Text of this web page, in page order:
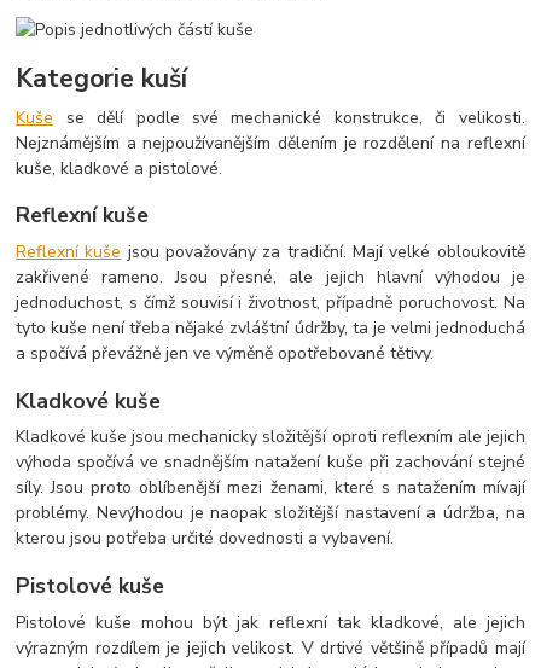
Kategorie kuší
Kuše se dělí podle své mechanické konstrukce, či velikosti.
Nejznámějším a nejpoužívanějším dělením je rozdělení na reflexní
kuše, kladkové a pistolové.
Reflexní kuše
Reflexní kuše jsou považovány za tradiční. Mají velké obloukovitě
zakřivené rameno. Jsou přesné, ale jejich hlavní výhodou je
jednoduchost, s čímž souvisí i životnost, případně poruchovost. Na
tyto kuše není třeba nějaké zvláštní údržby, ta je velmi jednoduchá
a spočívá převážně jen ve výměně opotřebované tětivy.
Kladkové kuše
Kladkové kuše jsou mechanicky složitější oproti reflexním ale jejich
výhoda spočívá ve snadnějším natažení kuše při zachování stejné
síly. Jsou proto oblíbenější mezi ženami, které s natažením mívají
problémy. Nevýhodou je naopak složitější nastavení a údržba, na
kterou jsou potřeba určité dovednosti a vybavení.
Pistolové kuše
Pistolové kuše mohou být jak reflexní tak kladkové, ale jejich
výrazným rozdílem je jejich velikost. V drtivé většině případů mají